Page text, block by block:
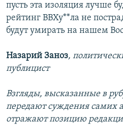
пусть эта изоляция лучше
рейтинг ВВХу**ла не
будут умирать на нашем
Назарий Заноз,
публицист
Взгляды, высказанные в
передают суждения самих
отражают позицию